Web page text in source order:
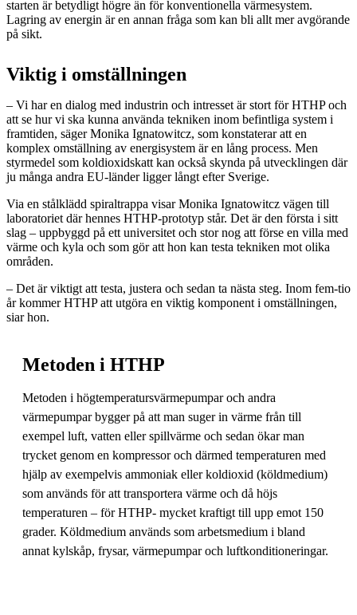
starten är betydligt högre än för konventionella värmesystem.
Lagring av energin är en annan fråga som kan bli allt mer avgörande
på sikt.
Viktig i omställningen
– Vi har en dialog med industrin och intresset är stort för HTHP och
att se hur vi ska kunna använda tekniken inom befintliga system i
framtiden, säger Monika Ignatowitcz, som konstaterar att en
komplex omställning av energisystem är en lång process. Men
styrmedel som koldioxidskatt kan också skynda på utvecklingen där
ju många andra EU-länder ligger långt efter Sverige.
Via en stålklädd spiraltrappa visar Monika Ignatowitcz vägen till
laboratoriet där hennes HTHP-prototyp står. Det är den första i sitt
slag – uppbyggd på ett universitet och stor nog att förse en villa med
värme och kyla och som gör att hon kan testa tekniken mot olika
områden.
– Det är viktigt att testa, justera och sedan ta nästa steg. Inom fem-tio
år kommer HTHP att utgöra en viktig komponent i omställningen,
siar hon.
Metoden i HTHP
Metoden i högtemperatursvärmepumpar och andra
värmepumpar bygger på att man suger in värme från till
exempel luft, vatten eller spillvärme och sedan ökar man
trycket genom en kompressor och därmed temperaturen med
hjälp av exempelvis ammoniak eller koldioxid (köldmedium)
som används för att transportera värme och då höjs
temperaturen – för HTHP- mycket kraftigt till upp emot 150
grader. Köldmedium används som arbetsmedium i bland
annat kylskåp, frysar, värmepumpar och luftkonditioneringar.